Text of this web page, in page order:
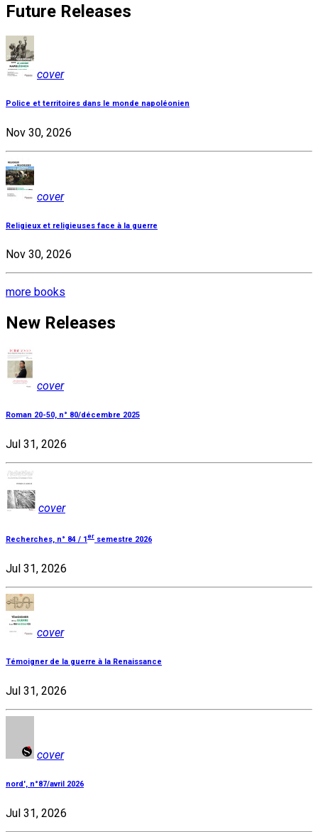
Future Releases
cover
Police et territoires dans le monde napoléonien
Nov 30, 2026
cover
Religieux et religieuses face à la guerre
Nov 30, 2026
more books
New Releases
cover
Roman 20-50, n° 80/décembre 2025
Jul 31, 2026
cover
Recherches, n° 84 / 1er semestre 2026
Jul 31, 2026
cover
Témoigner de la guerre à la Renaissance
Jul 31, 2026
cover
nord', n°87/avril 2026
Jul 31, 2026